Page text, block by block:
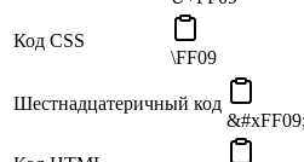
родительский символ,
рядом с полновидными
поддерживать эстетический
азиатской типографии. Эта
создания текста, который
приятным и простым для
Код CSS
\FF09
Шестнадцатеричный код